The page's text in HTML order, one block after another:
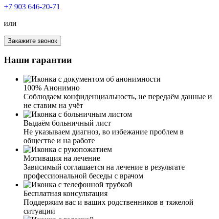
у мужа. Спиртное муж не употребляет уже около года.
супругу и смогли убедить его пройти лечение.
как нам, близким людям, вести себя в подобных
ситуациях. Спасибо вам огромное.
Сложно писать весь тот кошмар, который нам с
супругом пришлось пережить. Наш сын стал плотно
употреблять алкоголь, забросил учебу, пропал интерес к
тренировкам. Усугубило ситуацию и расставание с
девушкой. Два месяца назад моя подруга посоветовала
обратиться к вам. Мы с мужем решили, что надо
попробовать, и позвонили вам. В течение короткого
времени приехали ваши специалисты, провели беседу с
сыном и предложили различные способы лечения. Сын
+7 903 646-20-71
или
Закажите звонок
Наши гарантии
100% Анонимно
Соблюдаем конфиденциальность, не передаём данные и
не ставим на учёт
Выдаём больничный лист
Не указываем диагноз, во избежание проблем в
обществе и на работе
Мотивация на лечение
Зависимый соглашается на лечение в результате
профессиональной беседы с врачом
Бесплатная консультация
Поддержим вас и ваших родственников в тяжелой
ситуации